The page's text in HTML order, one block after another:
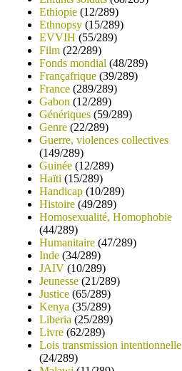
Ethiopie (12/289)
Ethnopsy (15/289)
EVVIH (55/289)
Film (22/289)
Fonds mondial (48/289)
Françafrique (39/289)
France (289/289)
Gabon (12/289)
Génériques (59/289)
Genre (22/289)
Guerre, violences collectives
(149/289)
Guinée (12/289)
Haïti (15/289)
Handicap (10/289)
Histoire (49/289)
Homosexualité, Homophobie
(44/289)
Humanitaire (47/289)
Inde (34/289)
JAIV (10/289)
Jeunesse (21/289)
Justice (65/289)
Kenya (35/289)
Liberia (25/289)
Livre (62/289)
Lois transmission intentionnelle
(24/289)